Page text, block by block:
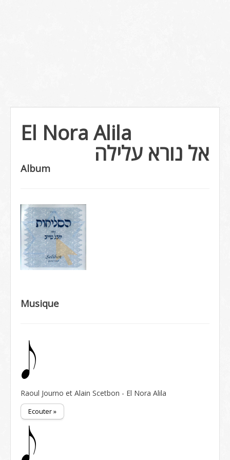
El Nora Alila
אל נורא עלילה
Album
Musique
Raoul Journo et Alain Scetbon - El Nora Alila
Ecouter »